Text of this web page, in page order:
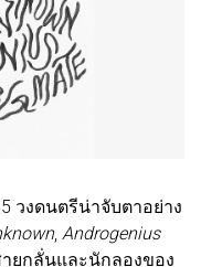
วงดนตรีน่าจับตาอย่าง
, Androgenius
ยกลั่นและนักลองของ